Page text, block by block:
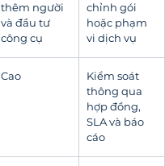
thêm người
và đầu tư
công cụ
chỉnh gói
hoặc phạm
vi dịch vụ
Cao
Kiểm soát
thông qua
hợp đồng,
SLA và báo
cáo